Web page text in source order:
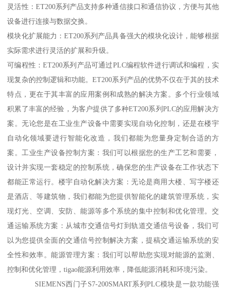
灵活性：ET200系列产品支持多种通信接口和通信协议，方便与其他
设备进行连接与数据交换。
模块化扩展能力：ET200系列产品具备强大的模块化设计，能够根据
实际需求进行灵活的扩展和升级。
可编程性：ET200系列产品可通过PLC编程软件进行调试和编程，实
现复杂的控制逻辑和功能。ET200系列产品的优势不仅在于其的技术
特点，更在于其丰富的应用案例和成熟的解决方案。多个行业领域
积累了丰富的经验，为客户提供了多种ET200系列PLC的应用解决方
案。无论您是在工业生产设备中需要实现自动化控制，还是在楼宇
自动化领域要进行智能化改造，我们都能为您量身定制合适的方
案。工业生产设备控制方案：我们可以根据您的生产工艺和需要，
设计并实现一套稳定的控制系统，确保您的生产设备在工作状态下
都能正常运行。楼宇自动化解决方案：无论是商用大楼、写字楼还
是酒店、等建筑物，我们都能为您提供智能化的建筑管理系统，实
现灯光、空调、安防、能源等多个系统的集中控制和优化管理。交
通运输系统方案：从城市交通信号灯到轨道交通信号设备，我们可
以为您提供全面的交通信号控制解决方案，提稿交通运输系统的安
全性和效率。能源管理方案：我们可以帮助您实现对能源的监测、
控制和优化管理，tigao能源利用效率，降低能源消耗和环境污染。
SIEMENS西门子S7-200SMART系列PLC模块是一款功能强